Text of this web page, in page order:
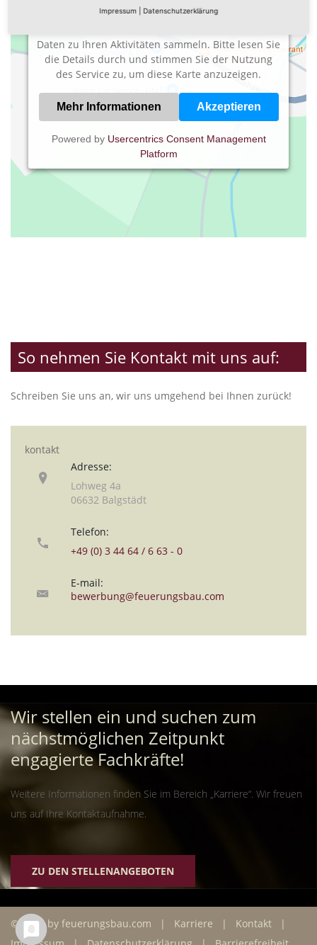
Wir verwenden einen Service eines Drittanbieters,
Daten zu Ihren Aktivitäten sammeln. Bitte lesen Sie
die Details durch und stimmen Sie der Nutzung
des Service zu, um diese Karte anzuzeigen.
Mehr Informationen Akzeptieren
Powered by Usercentrics Consent Management
Platform
So nehmen Sie Kontakt mit uns auf:
Schreiben Sie uns an, wir uns umgehend bei Ihnen zurück!
kontakt
Adresse:
Lohweg 4a
06632 Balgstädt
Telefon:
+49 (0) 3 44 64 / 6 63 - 0
E-mail:
bewerbung@feuerungsbau.com
Wir stellen ein und suchen zum
nächstmöglichen Zeitpunkt
engagierte Fachkräfte!
Weitere Informationen finden Sie im Bereich „Karriere“. Wir freuen
uns auf Ihre Kontaktaufnahme.
ZU DEN STELLENANGEBOTEN
© 2026 by feuerungsbau.com | Karriere | Kontakt |
Impressum Datenschutzerklärung